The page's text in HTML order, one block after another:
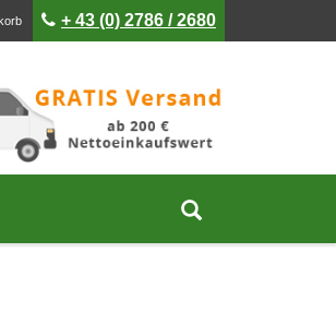
ist leer+ 43 (0) 2786 / 2680
öffnen